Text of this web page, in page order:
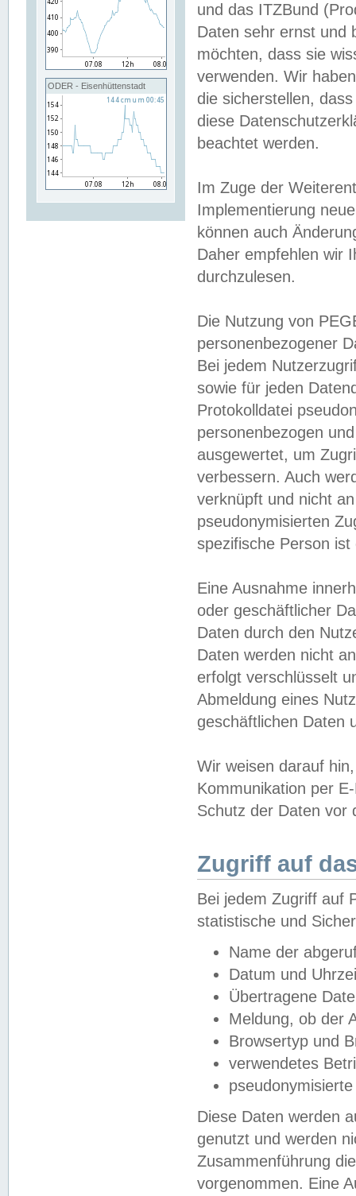
ODER - Eisenhüttenstadt
und das ITZBund
Daten sehr ernst und
möchten, dass sie
verwenden. Wir
die sicherstellen,
diese
beachtet werden.
Im Zuge der
Implementierung
können auch
Daher empfehlen wir
durchzulesen.
Die Nutzung von
personenbezogener
Bei jedem
sowie für jeden
Protokolldatei
personenbezogen
ausgewertet, um
verbessern. Auch
verknüpft und nicht
pseudonymisierten
spezifische Person
Eine Ausnahme
oder geschäftlicher
Daten durch den
Daten werden nicht
erfolgt verschlüsselt
Abmeldung eines
geschäftlichen Daten
Wir weisen darauf
Kommunikation per
Schutz der Daten vor
Zugriff auf
Bei jedem Zugriff auf
statistische und
Name der
Datum und
Übertragene
Meldung, ob der
Browsertyp und
verwendetes
Diese Daten werden
genutzt und werden
Zusammenführung
vorgenommen. Eine